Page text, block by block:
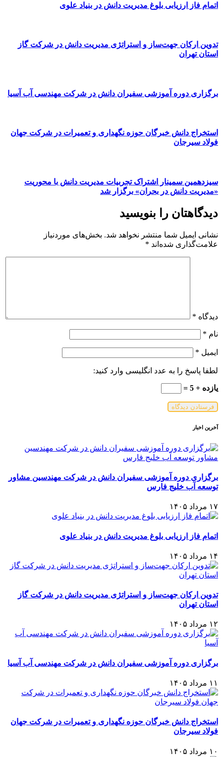
اتمام فاز ارزیابی بلوغ مدیریت دانش در بنیاد علوی
تدوین ارکان جهت‌ساز و استراتژی مدیریت دانش در شرکت گاز
استان تهران
برگزاری دوره آموزشی سفیران دانش در شرکت مهندسی آب آسیا
استخراج دانش خبرگان حوزه نگهداری و تعمیرات در شرکت جهان
فولاد سیرجان
سیزدهمین سمینار اشتراک تجربیات مدیریت دانش با محوریت
«مدیریت دانش در بحران» برگزار شد
دیدگاهتان را بنویسید
نشانی ایمیل شما منتشر نخواهد شد. بخش‌های موردنیاز
علامت‌گذاری شده‌اند *
دیدگاه *
نام *
ایمیل *
لطفا پاسخ را به عدد انگلیسی وارد کنید:
یازده + 5 =
آخرین اخبار
برگزاری دوره آموزشی سفیران دانش در شرکت مهندسین مشاور
توسعه آب خلیج فارس
۱۷ مرداد ۱۴۰۵
اتمام فاز ارزیابی بلوغ مدیریت دانش در بنیاد علوی
۱۴ مرداد ۱۴۰۵
تدوین ارکان جهت‌ساز و استراتژی مدیریت دانش در شرکت گاز
استان تهران
۱۲ مرداد ۱۴۰۵
برگزاری دوره آموزشی سفیران دانش در شرکت مهندسی آب آسیا
۱۱ مرداد ۱۴۰۵
استخراج دانش خبرگان حوزه نگهداری و تعمیرات در شرکت جهان
فولاد سیرجان
۱۰ مرداد ۱۴۰۵